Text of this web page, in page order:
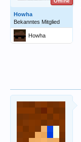
Howha
Bekanntes Mitglied
Howha